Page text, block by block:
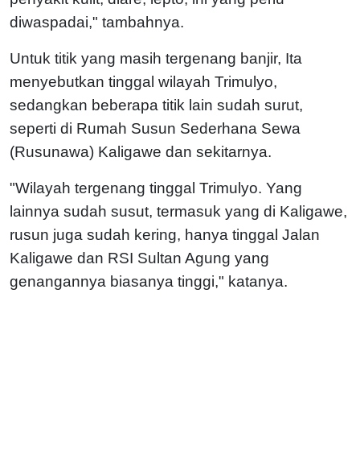
diwaspadai," tambahnya.
Untuk titik yang masih tergenang banjir, Ita
menyebutkan tinggal wilayah Trimulyo,
sedangkan beberapa titik lain sudah surut,
seperti di Rumah Susun Sederhana Sewa
(Rusunawa) Kaligawe dan sekitarnya.
"Wilayah tergenang tinggal Trimulyo. Yang
lainnya sudah susut, termasuk yang di Kaligawe,
rusun juga sudah kering, hanya tinggal Jalan
Kaligawe dan RSI Sultan Agung yang
genangannya biasanya tinggi," katanya.